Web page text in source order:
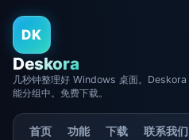
DK
Deskora
几秒钟整理好 Windows 桌面。Deskora
能分组中。免费下载。
首页 功能 下载 联系我们